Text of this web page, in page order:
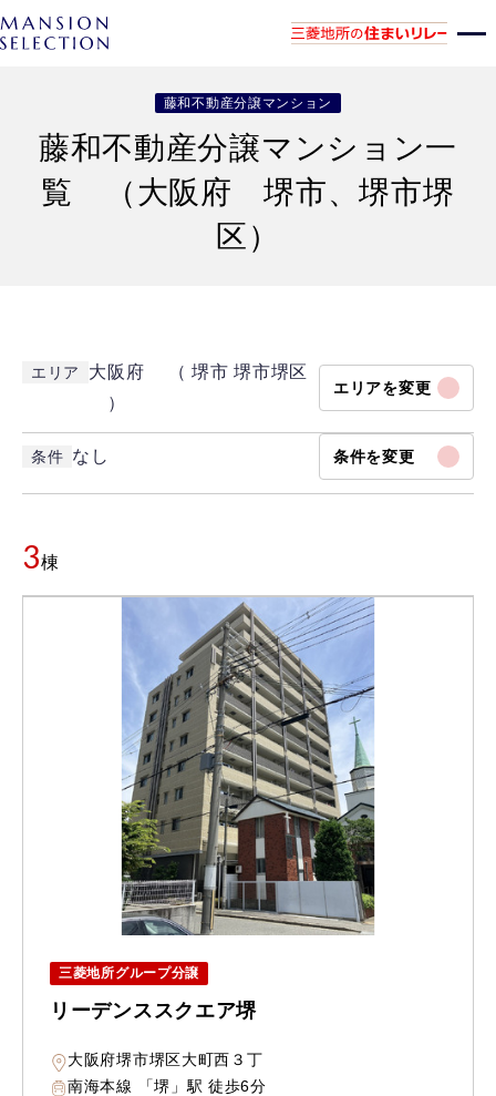
藤和不動産分譲マンション
藤和不動産分譲マンション一
覧 （大阪府 堺市、堺市堺
区）
エリア
大阪府 （ 堺市 堺市堺区
）
エリアを変更
条件 なし 条件を変更
3棟
三菱地所グループ分譲
リーデンススクエア堺
大阪府堺市堺区大町西３丁
南海本線 「堺」駅 徒歩6分